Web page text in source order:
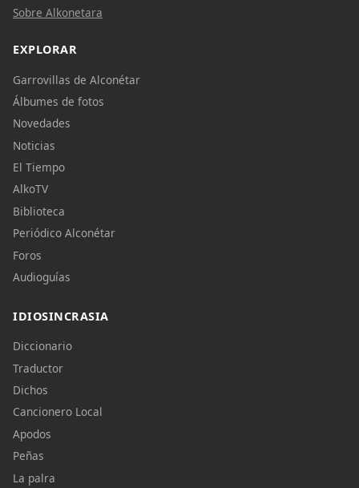
Sobre Alkonetara
EXPLORAR
Garrovillas de Alconétar
Álbumes de fotos
Novedades
Noticias
El Tiempo
AlkoTV
Biblioteca
Periódico Alconétar
Foros
Audioguías
IDIOSINCRASIA
Diccionario
Traductor
Dichos
Cancionero Local
Apodos
Peñas
La palra